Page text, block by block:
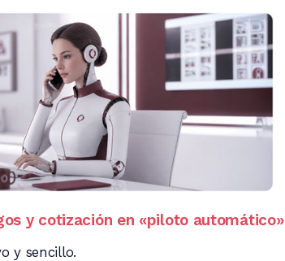
y cotización en «piloto automático»
y sencillo.